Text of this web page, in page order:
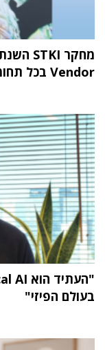
Vendor בכל תחומי שוק ה-IT
בעולם הפיזי"